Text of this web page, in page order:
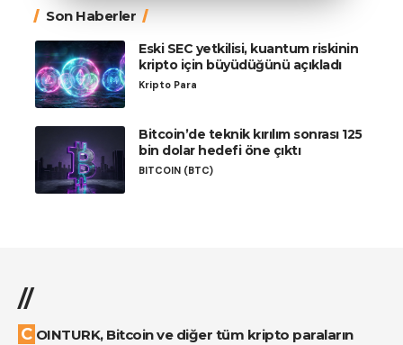
Son Haberler
Eski SEC yetkilisi, kuantum riskinin
kripto için büyüdüğünü açıkladı
Kripto Para
Bitcoin’de teknik kırılım sonrası 125
bin dolar hedefi öne çıktı
BITCOIN (BTC)
//
COINTURK, Bitcoin ve diğer tüm kripto paraların